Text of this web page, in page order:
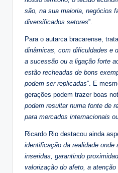
são, na sua maioria, negócios
diversificados setores”.
Para o autarca bracarense,
dinâmicas, com dificuldades e
a sucessão ou a ligação forte
estão recheadas de bons
podem ser replicadas”. E
gerações podem trazer boas
podem resultar numa fonte de
para mercados internacionais
Ricardo Rio destacou ainda
identificação da realidade onde
inseridas, garantindo
valorização do afeto, a atenção